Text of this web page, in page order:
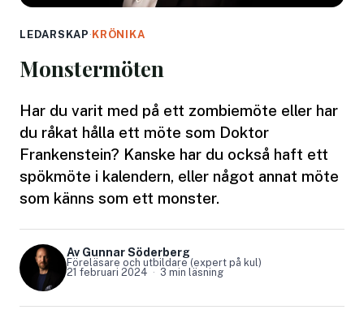
LEDARSKAP · KRÖNIKA
Monstermöten
Har du varit med på ett zombiemöte eller har
du råkat hålla ett möte som Doktor
Frankenstein? Kanske har du också haft ett
spökmöte i kalendern, eller något annat möte
som känns som ett monster.
Av Gunnar Söderberg
Föreläsare och utbildare (expert på kul)
21 februari 2024
3 min läsning